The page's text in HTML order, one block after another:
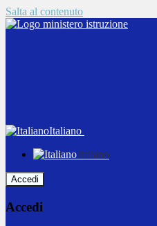
Salta al contenuto
Italiano
Italiano
Accedi
Accedi